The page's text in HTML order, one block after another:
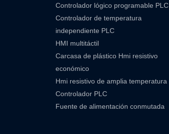
Controlador lógico programable PLC
Controlador de temperatura
independiente PLC
HMI multitáctil
Carcasa de plástico Hmi resistivo
económico
Hmi resistivo de amplia temperatura
Controlador PLC
Fuente de alimentación conmutada